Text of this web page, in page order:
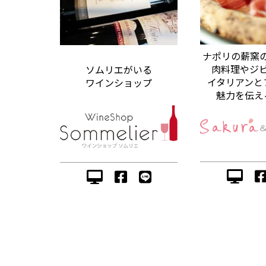
ソムリエがいる
ワインショップ
ナポリの薪窯
肉料理やジ
イタリアン
魅力を伝